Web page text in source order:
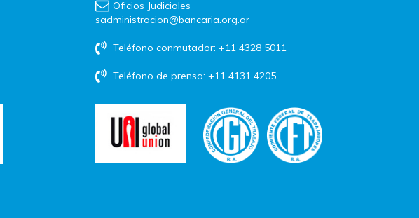
Oficios Judiciales
sadministracion@bancaria.org.ar
Teléfono conmutador: +11 4328 5011
Teléfono de prensa: +11 4131 4205